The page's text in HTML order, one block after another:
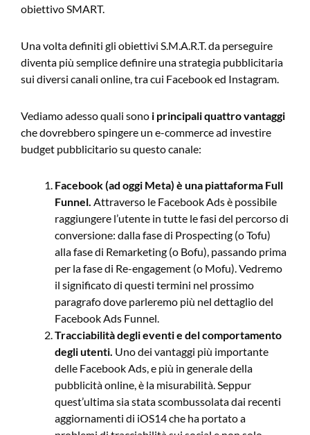
obiettivo SMART.
Una volta definiti gli obiettivi S.M.A.R.T. da perseguire
diventa più semplice definire una strategia pubblicitaria
sui diversi canali online, tra cui Facebook ed Instagram.
Vediamo adesso quali sono i principaliquattro vantaggi
che dovrebbero spingere un e-commerce ad investire
budget pubblicitario su questo canale:
Facebook (ad oggi Meta) è una piattaforma Full
Funnel. Attraverso le Facebook Ads è possibile
raggiungere l’utente in tutte le fasi del percorso di
conversione: dalla fase di Prospecting (o Tofu)
alla fase di Remarketing (o Bofu), passando prima
per la fase di Re-engagement (o Mofu). Vedremo
il significato di questi termini nel prossimo
paragrafo dove parleremo più nel dettaglio del
Facebook Ads Funnel.
Tracciabilità degli eventi e del comportamento
degli utenti. Uno dei vantaggi più importante
delle Facebook Ads, e più in generale della
pubblicità online, è la misurabilità. Seppur
quest’ultima sia stata scombussolata dai recenti
aggiornamenti di iOS14 che ha portato a